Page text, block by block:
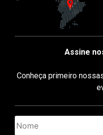
Assine
Conheça primeiro